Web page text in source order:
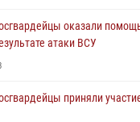
оказали
атаки ВСУ
приняли